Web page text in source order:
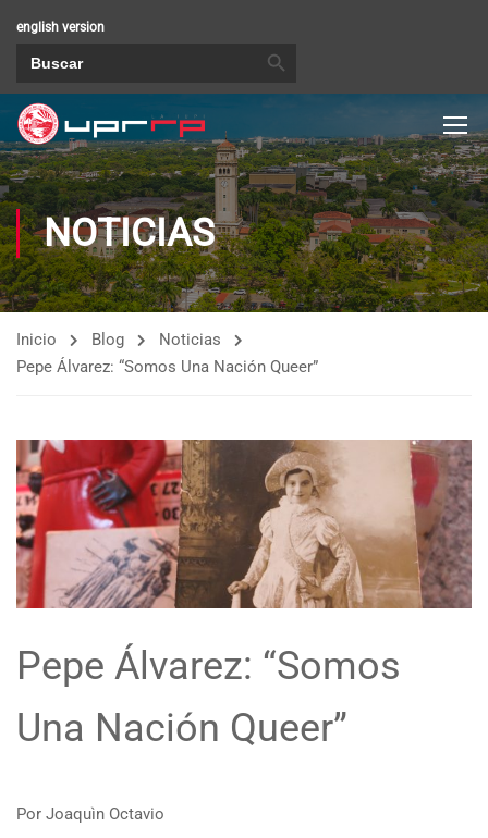
english version
NOTICIAS
Inicio Blog
Noticias
Pepe Álvarez: “Somos Una Nación Queer”
Pepe Álvarez: “Somos
Una Nación Queer”
Por Joaquìn Octavio